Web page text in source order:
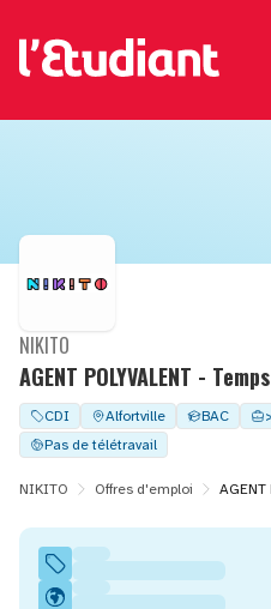
AGENT POLYVALENT -
NIKITO
CDI Alfortville BAC
Pas de télétravail
NIKITO Offres d'emploi AGENT